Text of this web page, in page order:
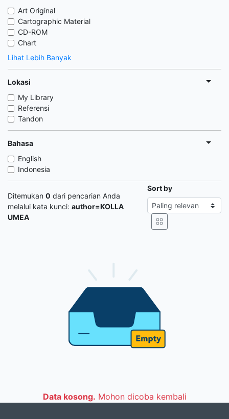
Art Original
Cartographic Material
CD-ROM
Chart
Lihat Lebih Banyak
Lokasi
My Library
Referensi
Tandon
Bahasa
English
Indonesia
Ditemukan 0 dari pencarian Anda
melalui kata kunci: author=KOLLA
UMEA
Sort by
Data kosong. Mohon dicoba kembali